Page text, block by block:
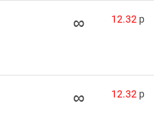
∞ 12.32 p
∞ 12.32 p